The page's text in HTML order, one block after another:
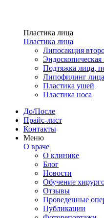
Пластика лица
Пластика лица
Липосакция
Подтяжка лица,
Липофилинг лица
Пластика ушей
Пластика носа
До/После
Прайс-лист
Контакты
Меню
О враче
О клинике
Блог
Новости
Обучение
Отзывы
Проведенные
Публикации